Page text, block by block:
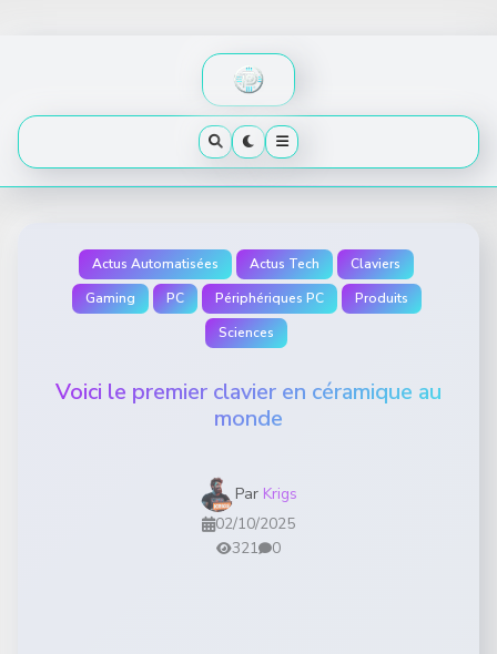
Actus Automatisées Actus Tech
Claviers
Gaming
PC Périphériques PC
Produits
Sciences
Voici le premier clavier en céramique au
monde
Par Krigs
02/10/2025
321
0